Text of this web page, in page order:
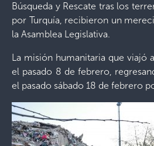
Búsqueda y Rescate tras los
por Turquía, recibieron un
la Asamblea Legislativa.
La misión humanitaria que viajó
el pasado 8 de febrero,
el pasado sábado 18 de febrero